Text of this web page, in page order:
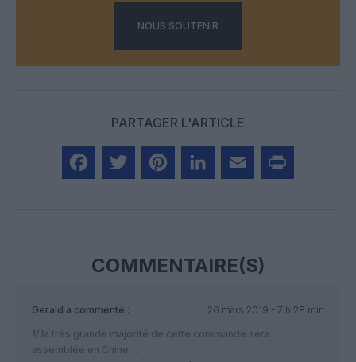
NOUS SOUTENIR
PARTAGER L'ARTICLE
COMMENTAIRE(S)
Gerald a commenté :
26 mars 2019 - 7 h 28 min
1/ la très grande majorité de cette commande sera
assemblée en Chine…